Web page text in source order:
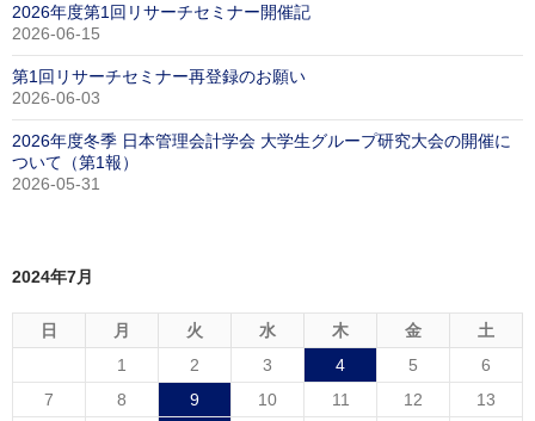
2026年度第1回リサーチセミナー開催記
2026-06-15
第1回リサーチセミナー再登録のお願い
2026-06-03
2026年度冬季 日本管理会計学会 大学生グループ研究大会の開催に
ついて（第1報）
2026-05-31
2024年7月
日 月 火 水 木 金
土
1
2 3 4 5
6
7
8 9 10 11 12
13